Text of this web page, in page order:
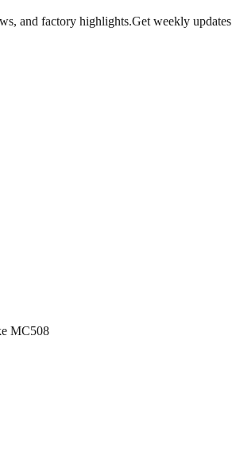
and factory highlights.Get weekly updates
MC508